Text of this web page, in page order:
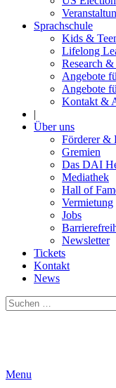
Sprachschule
Kids &
Lifelong
Research
Angebote
Angebote
Kontakt &
|
Über uns
Förderer &
Gremien
Das DAI
Mediathek
Hall of
Vermietung
Jobs
Newsletter
Tickets
Kontakt
News
Suchen
nach:
Menu